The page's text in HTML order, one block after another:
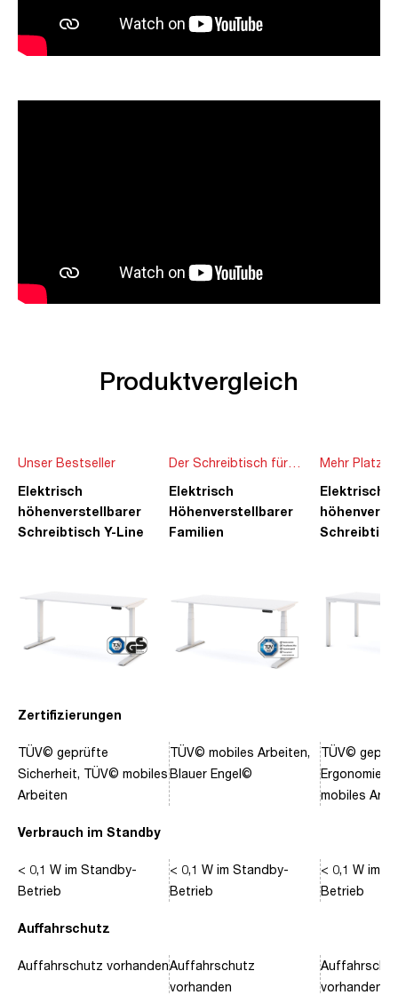
Produktvergleich
Zertifizierungen
Verbrauch im Standby
Auffahrschutz
Unser Bestseller
Elektrisch
höhenverstellbarer
Schreibtisch Y-Line
TÜV© geprüfte
Sicherheit, TÜV© mobiles
Arbeiten
< 0,1 W im Standby-
Betrieb
Auffahrschutz vorhanden
Der Schreibtisch für
die ganze Familie
Elektrisch
Höhenverstellbarer
Familien
TÜV© mobiles Arbeiten,
Blauer Engel©
< 0,1 W im Standby-
Betrieb
Auffahrschutz
vorhanden
Mehr Platz
Ideen
Elektrisch
TÜV©
Ergonomie,
mobiles
< 0,1 W im
Betrieb
vorhanden